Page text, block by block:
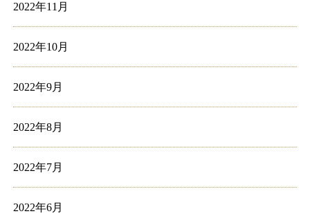
2022年11月
2022年10月
2022年9月
2022年8月
2022年7月
2022年6月